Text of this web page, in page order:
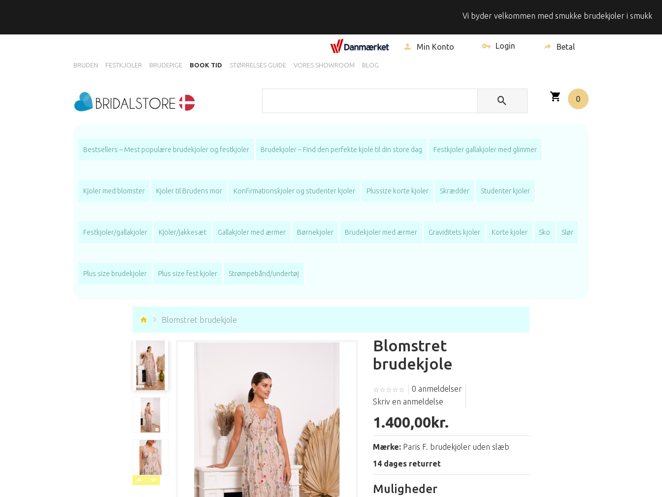
Vi byder velkommen med smukke brudekjoler i smukke
Min Konto Login Betal
BRUDEN FESTKJOLER BRUDEPIGE BOOK TID STØRRELSES GUIDE VORES SHOWROOM BLOG
0
Bestsellers – Mest populære brudekjoler og festkjoler Brudekjoler – Find den perfekte kjole til din store dag Festkjoler gallakjoler med glimmer
Kjoler med blomster Kjoler til Brudens mor Konfirmationskjoler og studenter kjoler Plussize korte kjoler Skrædder Studenter kjoler
Festkjoler/gallakjoler Kjoler/jakkesæt Gallakjoler med ærmer Børnekjoler Brudekjoler med ærmer Graviditets kjoler Korte kjoler Sko Slør
Plus size brudekjoler Plus size fest kjoler Strømpebånd/undertøj
Blomstret brudekjole
Blomstret
brudekjole
0 anmeldelser
Skriv en anmeldelse
1.400,00kr.
Mærke: Paris F. brudekjoler uden slæb
14 dages returret
Muligheder